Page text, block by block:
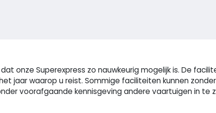
onze Superexpress zo nauwkeurig mogelijk is. De
jaar waarop u reist. Sommige faciliteiten kunnen
voorafgaande kennisgeving andere vaartuigen in te